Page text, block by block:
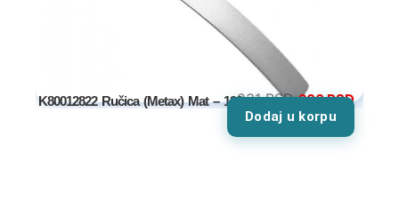
K80012822 Ručica (Metax) Mat – 128mm
231RSD 206RSD
Dodaj u korpu